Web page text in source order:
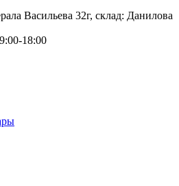
Васильева 32г, склад: Данилова
18:00